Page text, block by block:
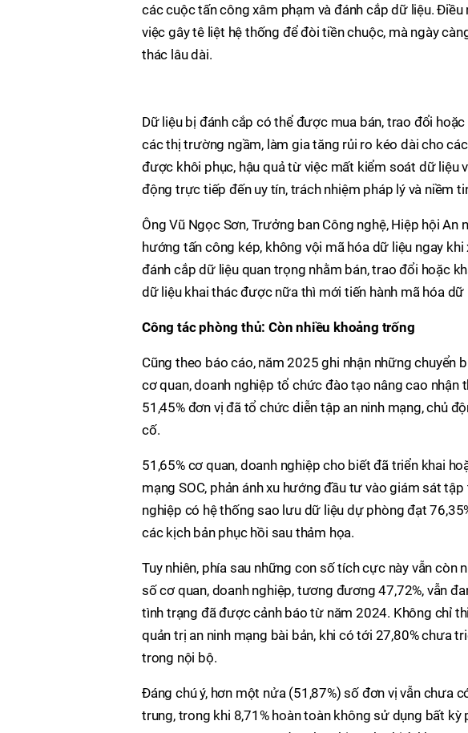
các cuộc tấn công xâm phạm và đánh cắp dữ liệu.
việc gây tê liệt hệ thống để đòi tiền chuộc, mà ngày
thác lâu dài.
Dữ liệu bị đánh cắp có thể được mua bán, trao đổi
các thị trường ngầm, làm gia tăng rủi ro kéo dài cho
được khôi phục, hậu quả từ việc mất kiểm soát dữ liệu
động trực tiếp đến uy tín, trách nhiệm pháp lý và niềm
Ông Vũ Ngọc Sơn, Trưởng ban Công nghệ, Hiệp hội An
hướng tấn công kép, không vội mã hóa dữ liệu ngay
đánh cắp dữ liệu quan trọng nhằm bán, trao đổi hoặc
dữ liệu khai thác được nữa thì mới tiến hành mã hóa dữ
Công tác phòng thủ: Còn nhiều khoảng trống
Cũng theo báo cáo, năm 2025 ghi nhận những chuyển
cơ quan, doanh nghiệp tổ chức đào tạo nâng cao nhận
51,45% đơn vị đã tổ chức diễn tập an ninh mạng, chủ
cố.
51,65% cơ quan, doanh nghiệp cho biết đã triển khai
mạng SOC, phản ánh xu hướng đầu tư vào giám sát
nghiệp có hệ thống sao lưu dữ liệu dự phòng đạt
các kịch bản phục hồi sau thảm họa.
Tuy nhiên, phía sau những con số tích cực này vẫn
số cơ quan, doanh nghiệp, tương đương 47,72%, vẫn
tình trạng đã được cảnh báo từ năm 2024. Không chỉ
quản trị an ninh mạng bài bản, khi có tới 27,80% chưa
trong nội bộ.
Đáng chú ý, hơn một nửa (51,87%) số đơn vị vẫn chưa
trung, trong khi 8,71% hoàn toàn không sử dụng bất